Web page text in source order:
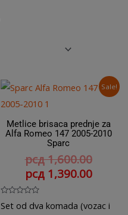
Sale!
Metlice brisaca prednje za
Alfa Romeo 147 2005-2010
Sparc
рсд1,600.00
рсд1,390.00
0
Set od dva komada (vozac i